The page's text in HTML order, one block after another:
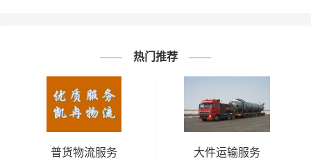
热门推荐
普货物流服务 大件运输服务